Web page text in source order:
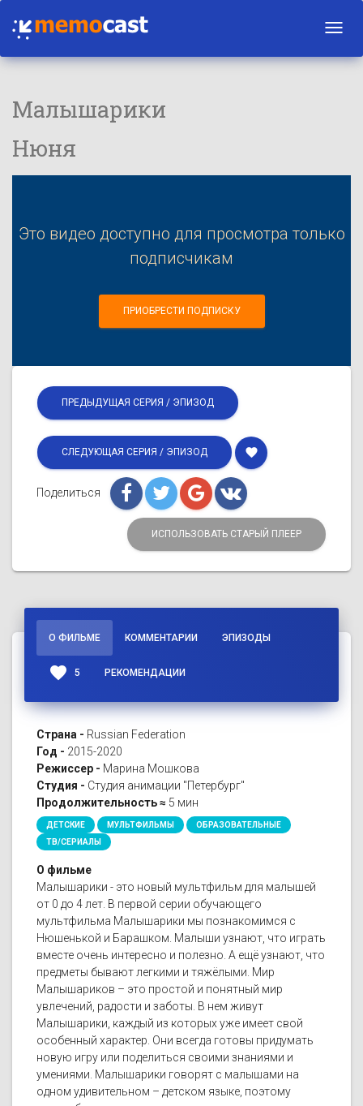
Малышарики
Нюня
Это видео доступно для просмотра только
подписчикам
ПРИОБРЕСТИ ПОДПИСКУ
ПРЕДЫДУЩАЯ СЕРИЯ / ЭПИЗОД
СЛЕДУЮЩАЯ СЕРИЯ / ЭПИЗОД favorite
Поделиться
ИСПОЛЬЗОВАТЬ СТАРЫЙ ПЛЕЕР
О ФИЛЬМЕ КОММЕНТАРИИ ЭПИЗОДЫ
favorite 5 РЕКОМЕНДАЦИИ
Страна - Russian Federation
Год - 2015-2020
Режиссер - Марина Мошкова
Студия - Студия анимации "Петербург"
Продолжительность ≈ 5 мин
ДЕТСКИЕ МУЛЬТФИЛЬМЫ
ОБРАЗОВАТЕЛЬНЫЕ
ТВ/СЕРИАЛЫ
О фильме
Малышарики - это новый мультфильм для малышей
от 0 до 4 лет. В первой серии обучающего
мультфильма Малышарики мы познакомимся с
Нюшенькой и Барашком. Малыши узнают, что играть
вместе очень интересно и полезно. А ещё узнают, что
предметы бывают легкими и тяжёлыми. Мир
Малышариков – это простой и понятный мир
увлечений, радости и заботы. В нем живут
Малышарики, каждый из которых уже имеет свой
особенный характер. Они всегда готовы придумать
новую игру или поделиться своими знаниями и
умениями. Малышарики говорят с малышами на
одном удивительном – детском языке, поэтому